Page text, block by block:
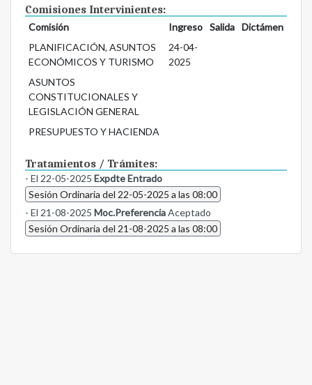
Comisiones Intervinientes:
Comisión Ingreso Salida
Dictámen
PLANIFICACIÓN, ASUNTOS
ECONÓMICOS Y TURISMO
24-04-
2025
ASUNTOS
CONSTITUCIONALES Y
LEGISLACIÓN GENERAL
PRESUPUESTO Y HACIENDA
Tratamientos / Trámites:
- El 22-05-2025 Expdte Entrado
Sesión Ordinaria del 22-05-2025 a las 08:00
- El 21-08-2025 Moc.PreferenciaAceptado
Sesión Ordinaria del 21-08-2025 a las 08:00